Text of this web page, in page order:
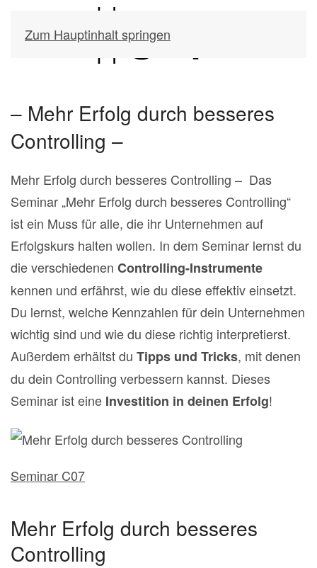
Zum Hauptinhalt springen
– Mehr Erfolg durch besseres
Controlling –
Mehr Erfolg durch besseres Controlling – Das
Seminar „Mehr Erfolg durch besseres Controlling“
ist ein Muss für alle, die ihr Unternehmen auf
Erfolgskurs halten wollen. In dem Seminar lernst du
die verschiedenen Controlling-Instrumente
kennen und erfährst, wie du diese effektiv einsetzt.
Du lernst, welche Kennzahlen für dein Unternehmen
wichtig sind und wie du diese richtig interpretierst.
Außerdem erhältst du Tipps und Tricks, mit denen
du dein Controlling verbessern kannst. Dieses
Seminar ist eine Investition in deinen Erfolg!
Seminar C07
Mehr Erfolg durch besseres
Controlling